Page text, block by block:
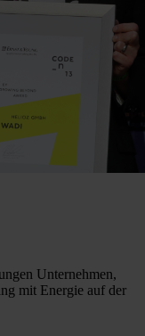
Unternehmen,
mit Energie auf der